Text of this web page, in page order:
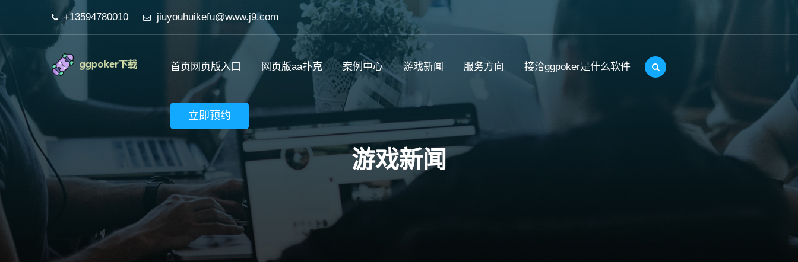
+13594780010 jiuyouhuikefu@www.j9.com
首页网页版入口 网页版aa扑克 案例中心 游戏新闻 服务方向 接洽ggpoker是什么软件
立即预约
游戏新闻